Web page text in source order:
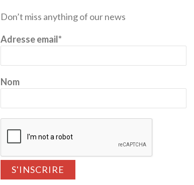
Don’t miss anything of our news
Adresse email*
Nom